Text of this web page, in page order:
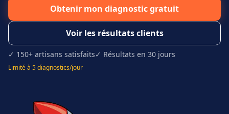
Obtenir mon diagnostic gratuit
Voir les résultats clients
✓ 150+ artisans satisfaits✓ Résultats en 30 jours
Limité à 5 diagnostics/jour